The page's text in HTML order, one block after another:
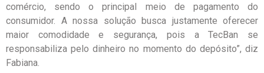
comércio, sendo o principal meio de pagamento do
consumidor. A nossa solução busca justamente oferecer
maior comodidade e segurança, pois a TecBan se
responsabiliza pelo dinheiro no momento do depósito”, diz
Fabiana.